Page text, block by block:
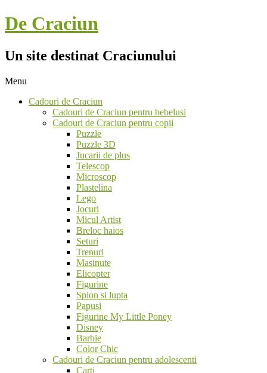
Skip
to
De Craciun
Un site destinat Craciunului
Navigation
Menu
Cadouri de Craciun
Cadouri de Craciun pentru bebelusi
Cadouri de Craciun pentru copii
Puzzle
Puzzle 3D
Jucarii de plus
Telescop
Microscop
Plastelina
Lego
Jocuri
Micul Artist
Breloc haios
Seturi
Trenuri
Masinute
Elicopter
Figurine
Spion si lupta
Papusi
Figurine My Little Poney
Disney
Barbie
Color Chic
Cadouri de Craciun pentru adolescenti
Carti